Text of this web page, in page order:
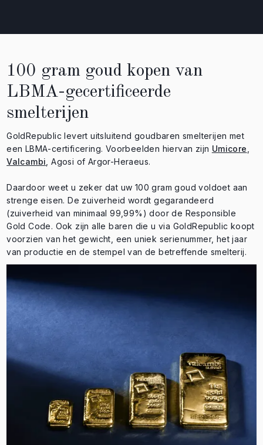
100 gram goud kopen van
LBMA-gecertificeerde
smelterijen
GoldRepublic levert uitsluitend goudbaren smelterijen met
een LBMA-certificering. Voorbeelden hiervan zijn Umicore
Valcambi , Agosi of Argor-Heraeus.
Daardoor weet u zeker dat uw 100 gram goud voldoet aan
strenge eisen. De zuiverheid wordt gegarandeerd
(zuiverheid van minimaal 99,99%) door de Responsible
Gold Code. Ook zijn alle baren die u via GoldRepublic koopt
voorzien van het gewicht, een uniek serienummer, het jaar
van productie en de stempel van de betreffende smelterij.